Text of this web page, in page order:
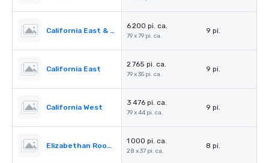
California East & West
6 200 pi. ca.
79 x 79 pi. ca.
9 pi.
California East
2 765 pi. ca.
79 x 35 pi. ca.
9 pi.
California West
3 476 pi. ca.
79 x 44 pi. ca.
9 pi.
Elizabethan Room A
1 000 pi. ca.
28 x 37 pi. ca.
8 pi.